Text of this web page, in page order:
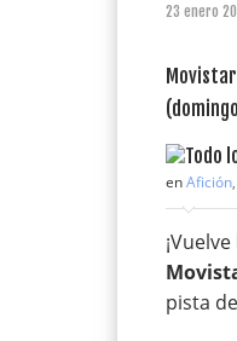
23 enero
enAfición,
¡Vuelve
pista